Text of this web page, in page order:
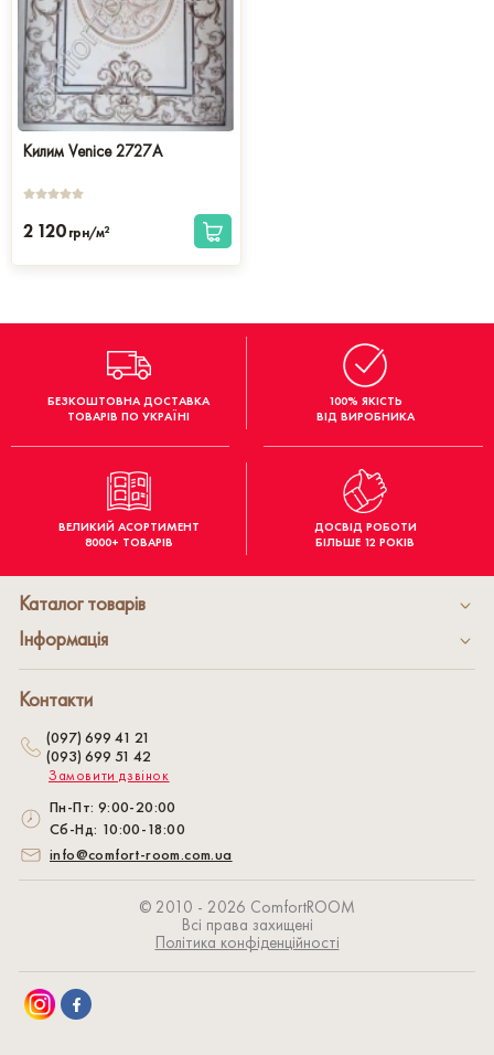
Килим Venice 2727A
2 120 грн/м2
БЕЗКОШТОВНА ДОСТАВКА
ТОВАРІВ ПО УКРАЇНІ
100% ЯКІСТЬ
ВІД ВИРОБНИКА
ВЕЛИКИЙ АСОРТИМЕНТ
8000+ ТОВАРІВ
ДОСВІД РОБОТИ
БІЛЬШЕ 12 РОКІВ
© 2010 - 2026 СomfortROOM
Всі права захищені
Політика конфіденційності
Каталог товарів
Інформація
Контакти
(097) 699 41 21
(093) 699 51 42
Замовити дзвінок
Пн-Пт: 9:00-20:00
Сб-Нд: 10:00-18:00
info@comfort-room.com.ua